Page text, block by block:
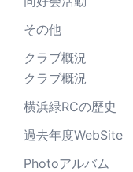
その他
クラブ概況
クラブ概況
横浜緑RCの歴史
過去年度WebSite
Photoアルバム